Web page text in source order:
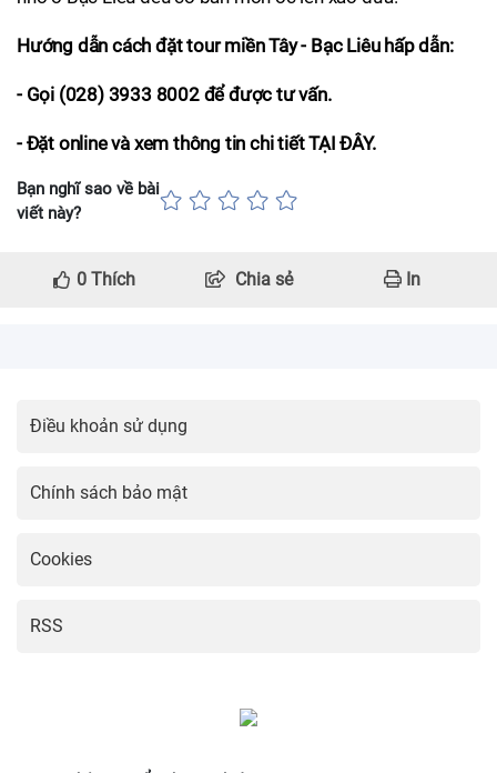
Hướng dẫn cách đặt tour miền Tây - Bạc Liêu hấp dẫn:
- Gọi (028) 3933 8002 để được tư vấn.
- Đặt online và xem thông tin chi tiết TẠI ĐÂY.
Bạn nghĩ sao về bài
viết này?
0 Thích Chia sẻ In
Điều khoản sử dụng
Chính sách bảo mật
Cookies
RSS